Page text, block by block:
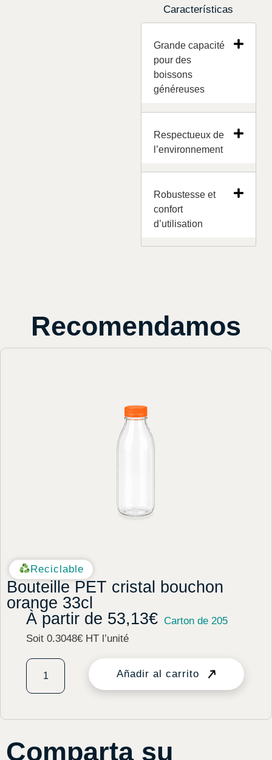
Características
Grande capacité
pour des
boissons
généreuses
Respectueux de
l’environnement
Robustesse et
confort
d’utilisation
Recomendamos
Reciclable
Bouteille PET cristal bouchon
orange 33cl
À partir de 53,13€
Soit 0.3048€ HT l’unité
Carton de 205
Añadir al carrito
Comparta su